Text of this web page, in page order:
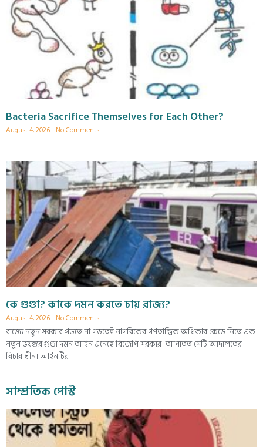
Bacteria Sacrifice Themselves for Each Other?
August 4, 2026 No Comments
কে গুণ্ডা? কাকে দমন করতে চায় রাজ্য?
August 4, 2026 No Comments
রাজ্যে নতুন সরকার গড়তে না গড়তেই নাগরিকের গণতান্ত্রিক অধিকার কেড়ে নিতে এক
নতুন ভয়ঙ্কর গুণ্ডা দমন আইন এনেছে বিজেপি সরকার। আপাতত সেটি আদালতের
বিচারাধীন। আইনটির
সাম্প্রতিক পোস্ট